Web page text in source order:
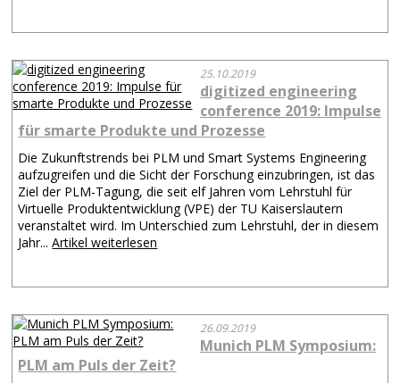
25.10.2019
digitized engineering
conference 2019: Impulse
für smarte Produkte und Prozesse
Die Zukunftstrends bei PLM und Smart Systems Engineering
aufzugreifen und die Sicht der Forschung einzubringen, ist das
Ziel der PLM-Tagung, die seit elf Jahren vom Lehrstuhl für
Virtuelle Produktentwicklung (VPE) der TU Kaiserslautern
veranstaltet wird. Im Unterschied zum Lehrstuhl, der in diesem
Jahr...Artikel weiterlesen
26.09.2019
Munich PLM Symposium:
PLM am Puls der Zeit?